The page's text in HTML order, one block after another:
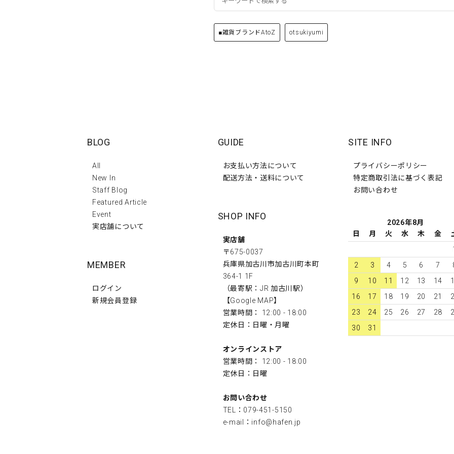
■雑貨ブランドAtoZ otsukiyumi
BLOG
All
New In
Staff Blog
Featured Article
Event
実店舗について
MEMBER
ログイン
新規会員登録
GUIDE
お支払い方法について
配送方法・送料について
SHOP INFO
実店舗
〒675-0037
兵庫県加古川市加古川町本町
364-1 1F
（最寄駅：JR 加古川駅）
【Google MAP】
営業時間： 12:00 - 18:00
定休日：日曜・月曜
オンラインストア
営業時間： 12:00 - 18:00
定休日：日曜
お問い合わせ
TEL：079-451-5150
e-mail： info@hafen.jp
SITE INFO
プライバシーポリシー
特定商取引法に基づく表記
お問い合わせ
2026年8月
日
月 火 水 木 金
1
2
3 4 5 6 7
9
10 11 12 13 14
16
17 18 19 20 21
23
24 25 26 27 28
30
31